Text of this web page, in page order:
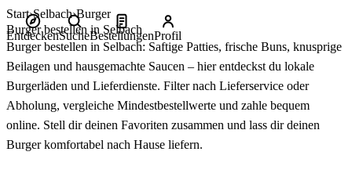
Start Selbach Burger
Burger bestellen in Selbach
Burger bestellen in Selbach: Saftige Patties, frische Buns, knusprige
Beilagen und hausgemachte Saucen – hier entdeckst du lokale
Burgerläden und Lieferdienste. Filter nach Lieferservice oder
Abholung, vergleiche Mindestbestellwerte und zahle bequem
online. Stell dir deinen Favoriten zusammen und lass dir deinen
Burger komfortabel nach Hause liefern.
EntdeckenSucheBestellungenProfil